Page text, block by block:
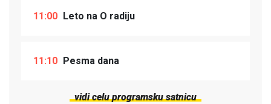
11:00 Leto na O radiju
11:10 Pesma dana
vidi celu programsku satnicu